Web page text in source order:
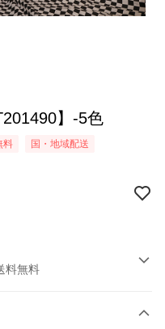
】-5色
料 国・地域配送
料無料